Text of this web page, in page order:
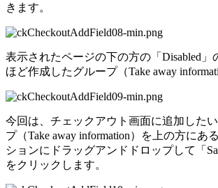
きます。
表示されたページの下の方の「Disabled」
ほど作成したグループ（Take away
今回は、チェックアウト画面に追加した
プ（Take away information）を上の方にあ
ションにドラッグアンドドロップして「
をクリックします。